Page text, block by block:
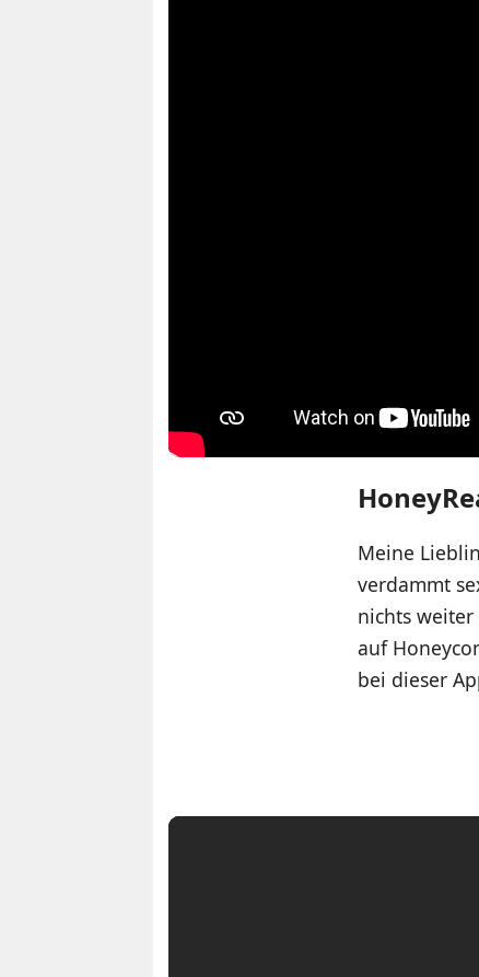
Meine
verdammt
nichts weiter
auf
bei dieser